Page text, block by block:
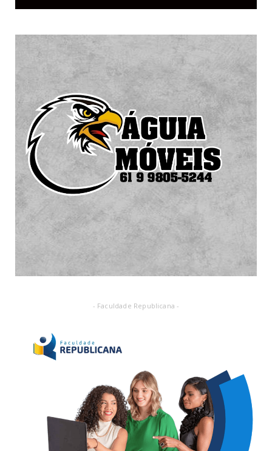
- Faculdade Republicana -